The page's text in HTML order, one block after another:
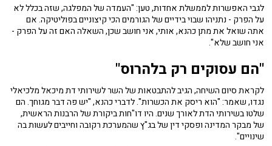
לגבי האפשרות לממשלת אחדות, טען: "העמדה של המפלגה, שזה בכלל לא
על הפרק - נתניהו שבוי בידיים של הגורמים הכי קיצוניים בפוליטיקה. אם
אתה שואל את מתן כהנא, אותי, אני חושב שכן, השאלה האם זה על הפרק -
אני חושב שלא".
"הם עסוקים רק בלהרוס"
לקראת סיום השיחה, הגיב להתבטאות של השר לשירותי דת מיכאל מלכיאלי
נגדו, שאמר: "הוא ריסק את הכשרות". לדברי כהנא, "יש פה דבר מגוחך. הם
שלטו בשירותי הדת לאורך שנים. היו דו"חות ביקורת של הרבנות הראשית,
של מבקר המדינה ופסקי דין של בג"ץ שהמערכת רקובה וחייבים לעשות בה
שינויים".